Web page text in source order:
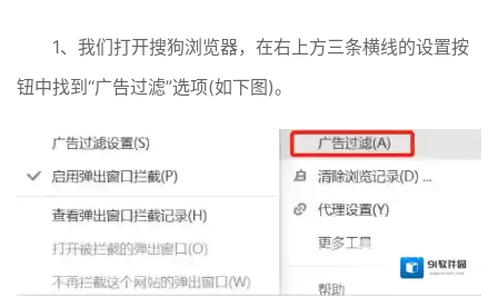
1、我们打开搜狗浏览器，在右上方三条横线的设置按
钮中找到“广告过滤”选项(如下图)。